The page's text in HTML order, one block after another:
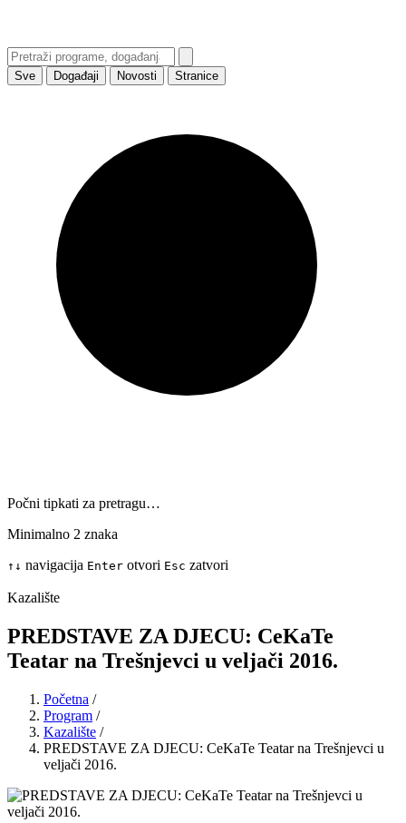
Sve Događaji Novosti Stranice
Počni tipkati za pretragu…
Minimalno 2 znaka
↑ ↓ navigacija Enter otvori Esc zatvori
Kazalište
PREDSTAVE ZA DJECU: CeKaTe
Teatar na Trešnjevci u veljači 2016.
Početna /
Program /
Kazalište /
PREDSTAVE ZA DJECU: CeKaTe Teatar na Trešnjevci u
veljači 2016.